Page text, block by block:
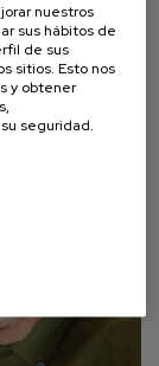
y
una
nuestros
sus hábitos de
de sus
sitios. Esto nos
y obtener
seguridad.